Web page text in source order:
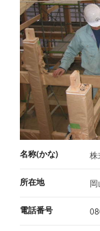
名称(かな) 株
所在地
電話番号